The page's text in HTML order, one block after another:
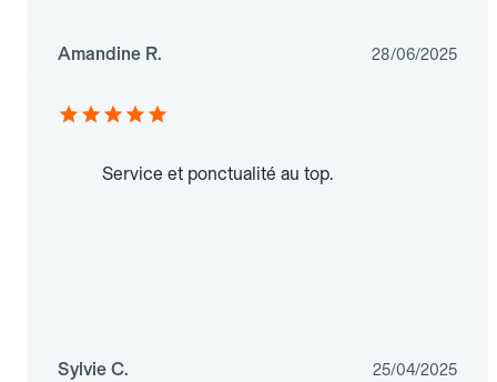
Amandine R. 28/06/2025
Service et ponctualité au top.
Sylvie C. 25/04/2025